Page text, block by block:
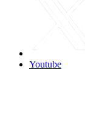
Youtube